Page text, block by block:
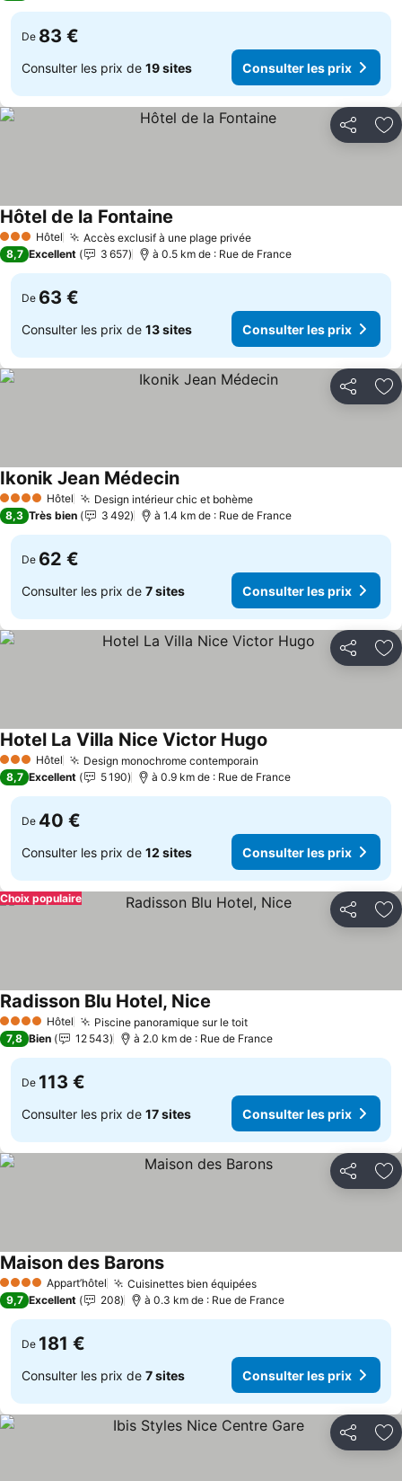
De 83 €
Consulter les prix de 19 sites Consulter les prix
Partager
3 ÉtoilesHôtel Accès exclusif à une plage privée
Hôtel de la Fontaine
8,7 Excellent 3 657 à 0.5 km de : Rue de France
De 63 €
Consulter les prix de 13 sites Consulter les prix
Partager
4 Étoiles Hôtel Design intérieur chic et bohème
Ikonik Jean Médecin
8,3 Très bien 3 492 à 1.4 km de : Rue de France
De 62 €
Consulter les prix de 7 sites Consulter les prix
Partager
3 ÉtoilesHôtel Design monochrome contemporain
Hotel La Villa Nice Victor Hugo
8,7 Excellent 5 190 à 0.9 km de : Rue de France
De 40 €
Consulter les prix de 12 sites Consulter les prix
Partager
Choix populaire
4 Étoiles Hôtel Piscine panoramique sur le toit
Radisson Blu Hotel, Nice
7,8 Bien 12 543 à 2.0 km de : Rue de France
De 113 €
Consulter les prix de 17 sites Consulter les prix
Partager
4 Étoiles Appart’hôtel Cuisinettes bien équipées
Maison des Barons
9,7 Excellent 208 à 0.3 km de : Rue de France
De 181 €
Consulter les prix de 7 sites Consulter les prix
Partager